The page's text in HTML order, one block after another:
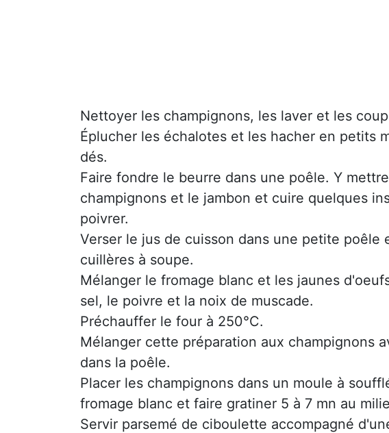
Nettoyer les champignons, les laver et les
Éplucher les échalotes et les hacher en petits
dés.
Faire fondre le beurre dans une poêle. Y
champignons et le jambon et cuire quelques
poivrer.
Verser le jus de cuisson dans une petite
cuillères à soupe.
Mélanger le fromage blanc et les jaunes
sel, le poivre et la noix de muscade.
Préchauffer le four à 250°C.
Mélanger cette préparation aux champignons
dans la poêle.
Placer les champignons dans un moule à
fromage blanc et faire gratiner 5 à 7 mn au
Servir parsemé de ciboulette accompagné